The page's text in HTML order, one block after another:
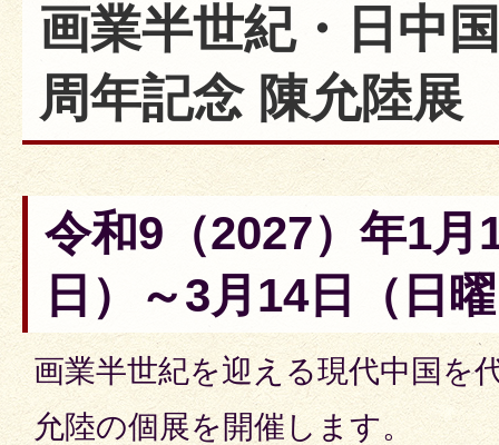
画業半世紀・日中
周年記念 陳允陸展
令和9（2027）年1月
日）～3月14日（日
画業半世紀を迎える現代中国を
允陸の個展を開催します。